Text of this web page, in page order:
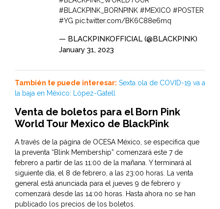
#BLACKPINK_BORNPINK #MEXICO #POSTER
#YG pic.twitter.com/BK6C88e6mq
— BLACKPINKOFFICIAL (@BLACKPINK)
January 31, 2023
También te puede interesar: Sexta ola de COVID-19 va a
la baja en México: López-Gatell
Venta de boletos para el Born Pink
World Tour Mexico de BlackPink
A través de la página de OCESAMéxico, se especifica que
la preventa “Blink Membership” comenzará este 7 de
febrero a partir de las 11:00 de la mañana. Y terminará al
siguiente día, el 8 de febrero, a las 23:00 horas. La venta
general está anunciada para el jueves 9 de febrero y
comenzará desde las 14:00 horas. Hasta ahora no se han
publicado los precios de los boletos.